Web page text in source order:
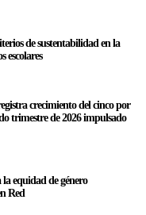
de sustentabilidad en la
escolares
crecimiento del cinco por
trimestre de 2026 impulsado
equidad de género
Red